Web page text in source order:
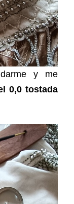
y me
0,0 tostada